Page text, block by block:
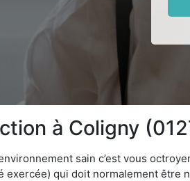
à Coligny
sain c’est vous
exercée) qui doit normalement